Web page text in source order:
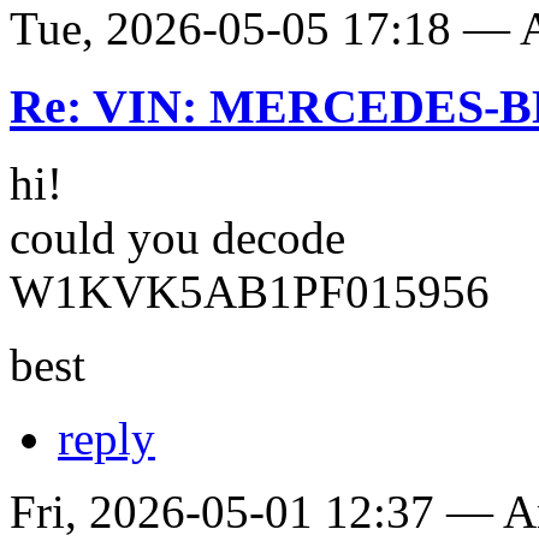
Tue, 2026-05-05 17:18 —
Re: VIN: MERCEDES-
hi!
could you decode
W1KVK5AB1PF015956
best
reply
Fri, 2026-05-01 12:37 —